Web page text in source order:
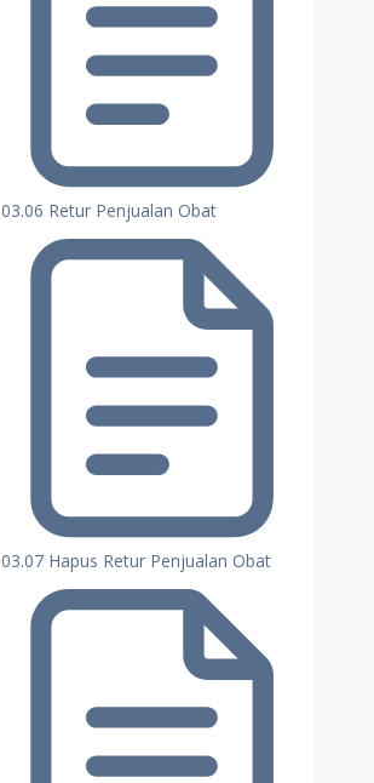
03.06 Retur Penjualan Obat
03.07 Hapus Retur Penjualan Obat